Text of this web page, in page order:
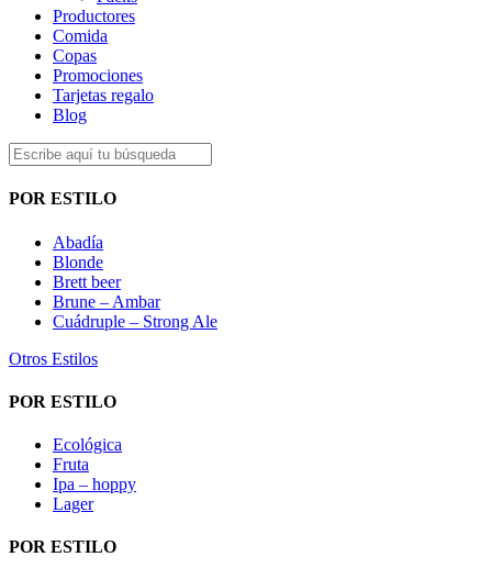
Productores
Comida
Copas
Promociones
Tarjetas regalo
Blog
POR ESTILO
Abadía
Blonde
Brett beer
Brune – Ambar
Cuádruple – Strong Ale
Otros Estilos
POR ESTILO
Ecológica
Fruta
Ipa – hoppy
Lager
POR ESTILO